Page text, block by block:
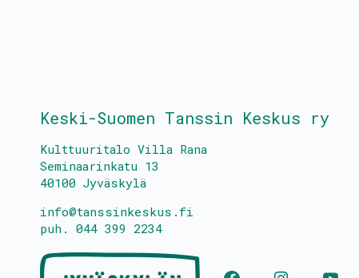
Keski-Suomen Tanssin Keskus ry
Kulttuuritalo Villa Rana
Seminaarinkatu 13
40100 Jyväskylä
info@tanssinkeskus.fi
puh. 044 399 2234